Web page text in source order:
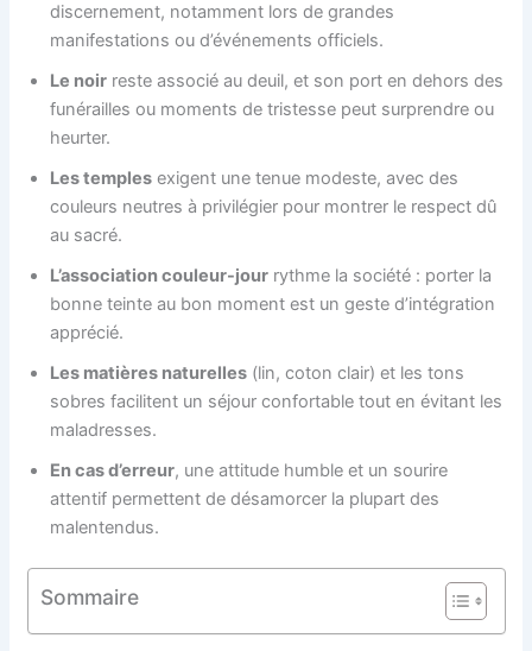
discernement, notamment lors de grandes
manifestations ou d’événements officiels.
Le noir reste associé au deuil, et son port en dehors des
funérailles ou moments de tristesse peut surprendre ou
heurter.
Les temples exigent une tenue modeste, avec des
couleurs neutres à privilégier pour montrer le respect dû
au sacré.
L’association couleur-jour rythme la société : porter la
bonne teinte au bon moment est un geste d’intégration
apprécié.
Les matières naturelles (lin, coton clair) et les tons
sobres facilitent un séjour confortable tout en évitant les
maladresses.
En cas d’erreur, une attitude humble et un sourire
attentif permettent de désamorcer la plupart des
malentendus.
Sommaire